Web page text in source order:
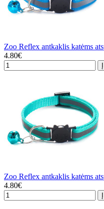
Zoo Reflex antkaklis katėms
4.80€
Zoo Reflex antkaklis katėms
4.80€